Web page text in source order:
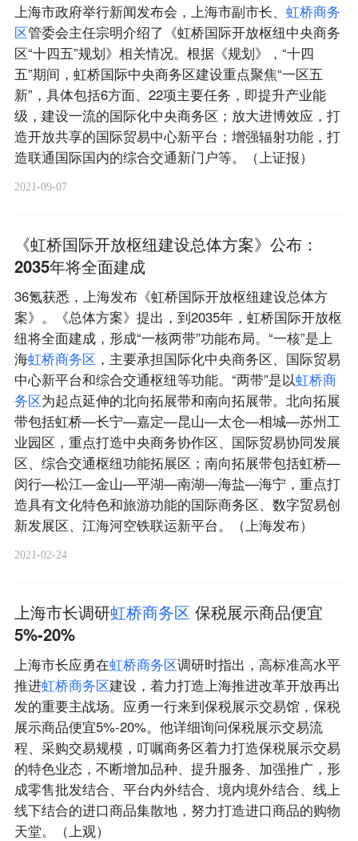
上海市政府举行新闻发布会，上海市副市长、 虹桥商务
区管委会主任宗明介绍了《虹桥国际开放枢纽中央商务
区“十四五”规划》相关情况。根据《规划》，“十四
五”期间，虹桥国际中央商务区建设重点聚焦“一区五
新”，具体包括6方面、22项主要任务，即提升产业能
级，建设一流的国际化中央商务区；放大进博效应，打
造开放共享的国际贸易中心新平台；增强辐射功能，打
造联通国际国内的综合交通新门户等。（上证报）
2021-09-07
《虹桥国际开放枢纽建设总体方案》公布：
2035年将全面建成
36氪获悉，上海发布《虹桥国际开放枢纽建设总体方
案》。《总体方案》提出，到2035年，虹桥国际开放枢
纽将全面建成，形成“一核两带”功能布局。“一核”是上
海虹桥商务区 ，主要承担国际化中央商务区、国际贸易
中心新平台和综合交通枢纽等功能。“两带”是以虹桥商
务区为起点延伸的北向拓展带和南向拓展带。北向拓展
带包括虹桥—长宁—嘉定—昆山—太仓—相城—苏州工
业园区，重点打造中央商务协作区、国际贸易协同发展
区、综合交通枢纽功能拓展区；南向拓展带包括虹桥—
闵行—松江—金山—平湖—南湖—海盐—海宁，重点打
造具有文化特色和旅游功能的国际商务区、数字贸易创
新发展区、江海河空铁联运新平台。（上海发布）
2021-02-24
上海市长调研虹桥商务区 保税展示商品便宜
5%-20%
上海市长应勇在虹桥商务区调研时指出，高标准高水平
推进虹桥商务区建设，着力打造上海推进改革开放再出
发的重要主战场。应勇一行来到保税展示交易馆，保税
展示商品便宜5%-20%。他详细询问保税展示交易流
程、采购交易规模，叮嘱商务区着力打造保税展示交易
的特色业态，不断增加品种、提升服务、加强推广，形
成零售批发结合、平台内外结合、境内境外结合、线上
线下结合的进口商品集散地，努力打造进口商品的购物
天堂。（上观）